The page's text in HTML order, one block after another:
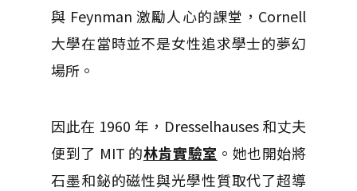
與 Feynman 激勵人心的課堂，Cornell
大學在當時並不是女性追求學士的夢幻
場所。
因此在 1960 年，Dresselhauses 和丈夫
便到了 MIT 的林肯實驗室 。她也開始將
石墨和鉍的磁性與光學性質取代了超導